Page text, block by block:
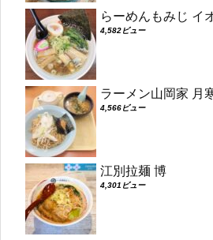
らーめんもみじ イ
4,582ビュー
ラーメン山岡家 月
4,566ビュー
江別拉麺 博
4,301ビュー